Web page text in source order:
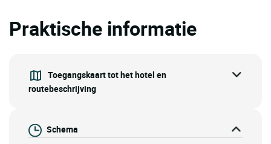
Praktische informatie
Toegangskaart tot het hotel en
routebeschrijving
Schema